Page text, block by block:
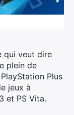
qui veut dire
plein de
Plus
jeux à
et PS Vita.